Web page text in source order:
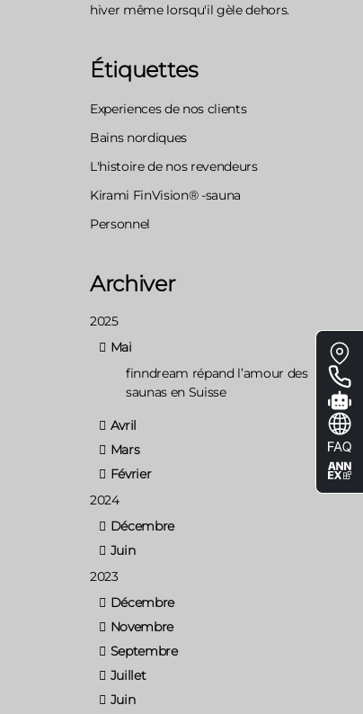
hiver même lorsqu'il gèle dehors.
Étiquettes
Experiences de nos clients
Bains nordiques
L'histoire de nos revendeurs
Kirami FinVision® -sauna
Personnel
Archiver
2025
Mai
finndream répand l’amour des
saunas en Suisse
Avril
Mars
Février
2024
Décembre
Juin
2023
Décembre
Novembre
Septembre
Juillet
Juin